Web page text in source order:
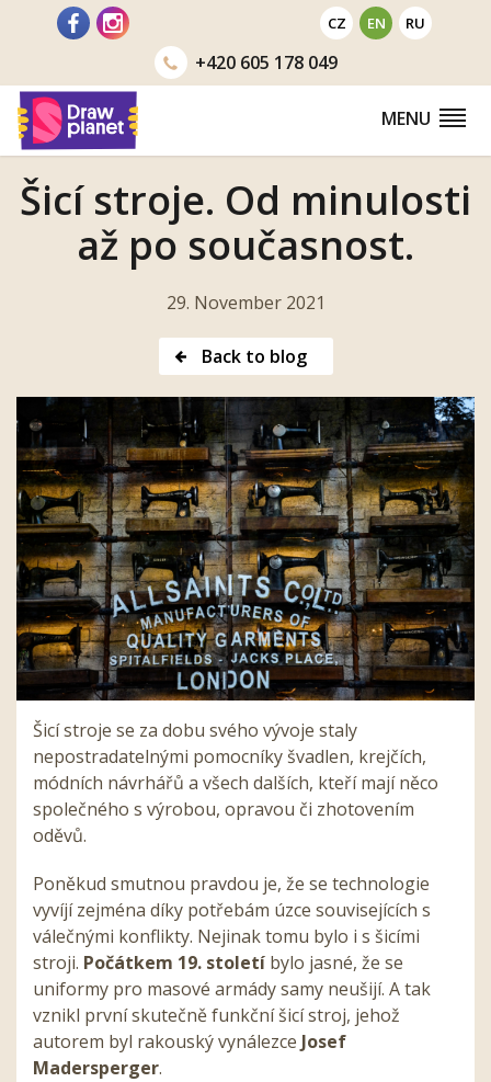
CZ EN RU
+420605 178 049
MENU
Šicí stroje. Od minulosti
až po současnost.
29. November 2021
Back to blog
Šicí stroje se za dobu svého vývoje staly
nepostradatelnými pomocníky švadlen, krejčích,
módních návrhářů a všech dalších, kteří mají něco
společného s výrobou, opravou či zhotovením
oděvů.
Poněkud smutnou pravdou je, že se technologie
vyvíjí zejména díky potřebám úzce souvisejících s
válečnými konflikty. Nejinak tomu bylo i s šicími
stroji. Počátkem 19. století bylo jasné, že se
uniformy pro masové armády samy neušijí. A tak
vznikl první skutečně funkční šicí stroj, jehož
autorem byl rakouský vynálezce Josef
Madersperger.